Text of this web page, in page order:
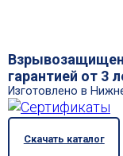
гарантией от 3
Изготовлено в
Скачать каталог